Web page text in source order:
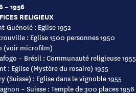
– 1956
RELIGIEUX
Guénolé : Eglise 1952
: Eglise 1500 personnes 1950
(voir microfilm)
– Brésil : Communauté religieuse 1955
: Eglise (Mystère du rosaire) 1955
(Suisse) : Eglise dans le vignoble 1955
– Suisse : Temple de 300 places 1956